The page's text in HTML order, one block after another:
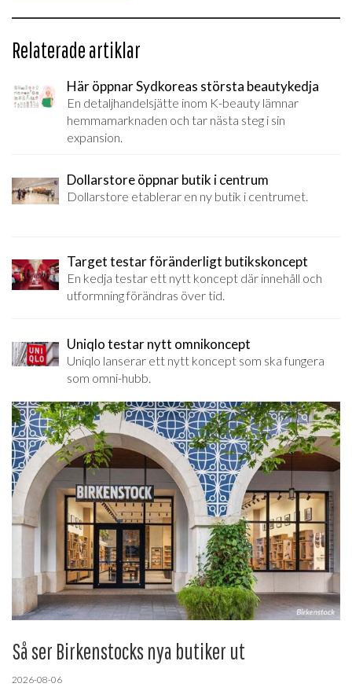
Relaterade artiklar
Här öppnar Sydkoreas största beautykedja
En detaljhandelsjätte inom K-beauty lämnar
hemmamarknaden och tar nästa steg i sin
expansion.
Dollarstore öppnar butik i centrum
Dollarstore etablerar en ny butik i centrumet.
Target testar föränderligt butikskoncept
En kedja testar ett nytt koncept där innehåll och
utformning förändras över tid.
Uniqlo testar nytt omnikoncept
Uniqlo lanserar ett nytt koncept som ska fungera
som omni-hubb.
Så ser Birkenstocks nya butiker ut
2026-08-06